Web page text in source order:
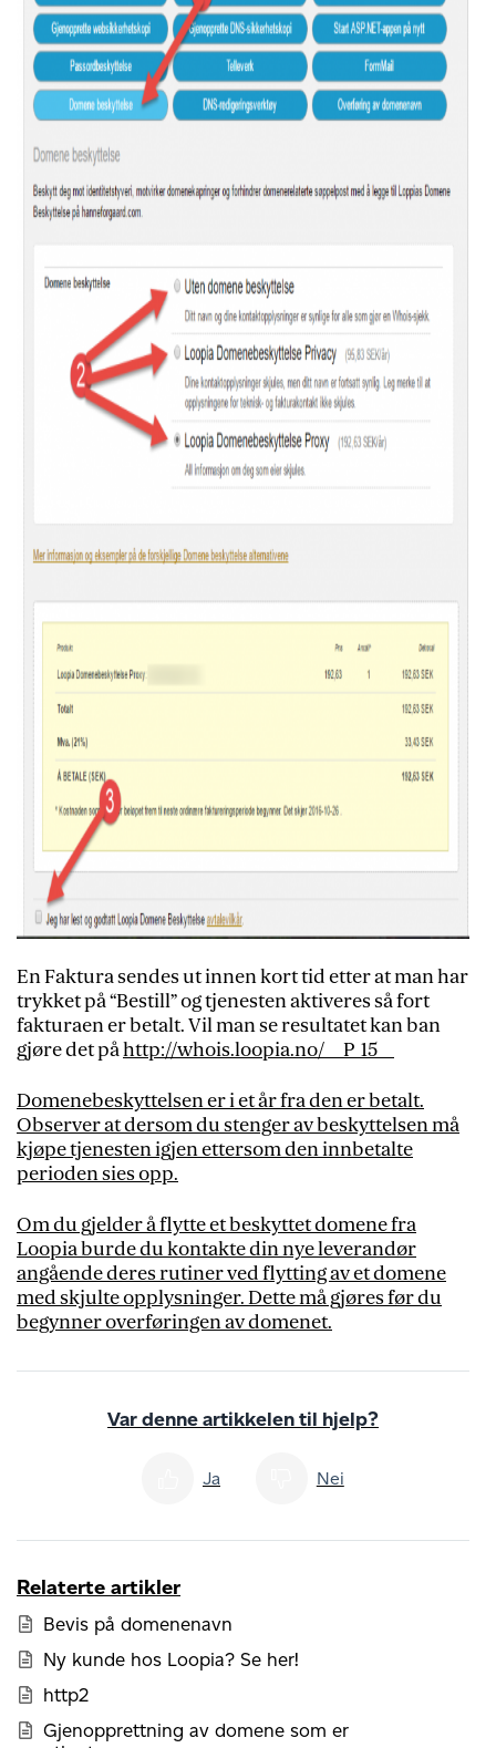
En Faktura sendes ut innen kort tid etter at man har
trykket på “Bestill” og tjenesten aktiveres så fort
fakturaen er betalt. Vil man se resultatet kan ban
gjøre det påhttp://whois.loopia.no/__P_15__
Domenebeskyttelsen er i et år fra den er betalt.
Observer at dersom du stenger av beskyttelsen må
kjøpe tjenesten igjen ettersom den innbetalte
perioden sies opp.
Om du gjelder å flytte et beskyttet domene fra
Loopia burde du kontakte din nye leverandør
angående deres rutiner ved flytting av et domene
med skjulte opplysninger. Dette må gjøres før du
begynner overføringen av domenet.
Var denne artikkelen til hjelp?
Ja Nei
Relaterte artikler
Bevis på domenenavn
Ny kunde hos Loopia? Se her!
http2
Gjenopprettning av domene som er